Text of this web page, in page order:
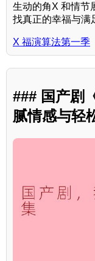
生动的角X 和情节
找真正的幸福与满
X 福演算法第一季
### 国产剧
腻情感与轻